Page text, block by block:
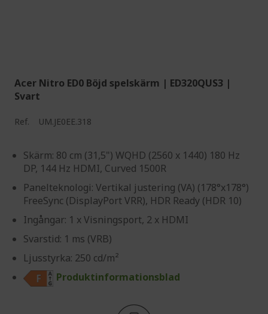
Acer Nitro ED0 Böjd spelskärm | ED320QUS3 |
Svart
Ref. UM.JE0EE.318
Skärm: 80 cm (31,5") WQHD (2560 x 1440) 180 Hz
DP, 144 Hz HDMI, Curved 1500R
Panelteknologi: Vertikal justering (VA) (178°x178°)
FreeSync (DisplayPort VRR), HDR Ready (HDR 10)
Ingångar: 1 x Visningsport, 2 x HDMI
Svarstid: 1 ms (VRB)
Ljusstyrka: 250 cd/m²
Produktinformationsblad